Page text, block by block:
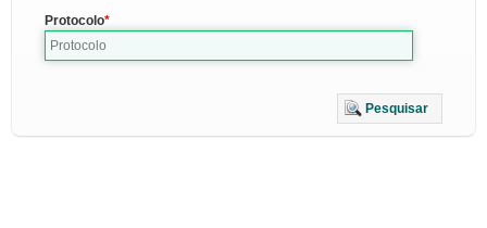
Protocolo
Pesquisar